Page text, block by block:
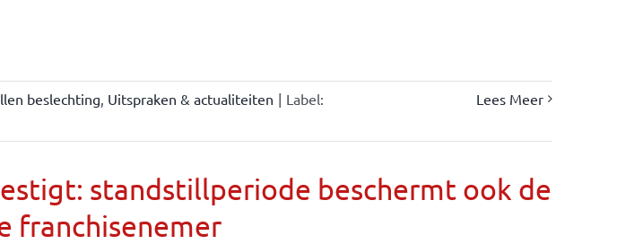
beslechting, Uitspraken & actualiteiten | Label:
Lees Meer
standstillperiode beschermt ook de
franchisenemer